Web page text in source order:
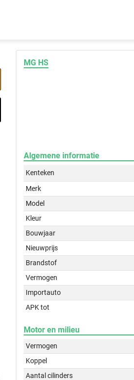
MG HS
Algemene informatie
Kenteken
Merk
Model
Kleur
Bouwjaar
Nieuwprijs
Brandstof
Vermogen
Importauto
APK tot
Motor en milieu
Vermogen
Koppel
Aantal cilinders